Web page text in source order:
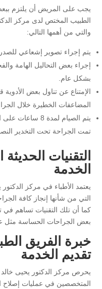
يجب على المريض أن يلتزم
الطبيب المختص لدى مركز
والتي من أهمها التالي:
يتم إجراء تصوير إشعاعي
إجراء بعض التحاليل الهامة
بشكل عام.
الإمتناع عن تناول بعض
المضاعفات الخطيرة خلال
يتم الصيام
تمت الجراحة تحت التخدير
التقنيات
الخدمة
يعتمد الأطباء في مركز
التي من شأنها إنجاز كافة
كما أن تلك التقنيات تساهم في
بعض الجراحات الحساسة مثل
خبرة الفريق
تقديم الخدمة
يحرص مركز الدكتور يحيى خالد
المتخصصين في عمليات